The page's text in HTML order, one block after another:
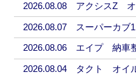
2026.08.08 アクシスZ オ
2026.08.07 スーパーカブ
2026.08.06 エイプ 納車
2026.08.04 タクト オイ